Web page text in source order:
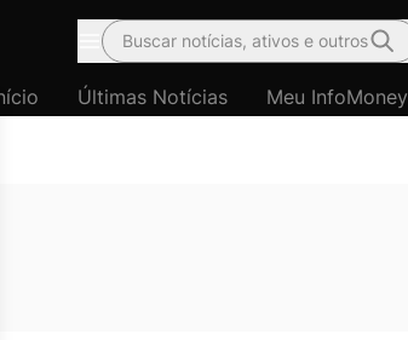
Menu
Buscar notícias, ativos e outros
Últimas Notícias Meu InfoMoney